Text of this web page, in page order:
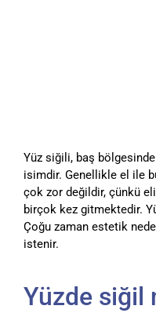
Yüz siğili, baş
isimdir. Genellikle el ile
çok zor değildir, çünkü
birçok kez gitmektedir.
Çoğu zaman estetik
istenir.
Yüzde siğil